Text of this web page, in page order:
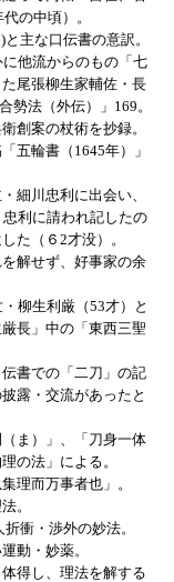
の中頃）。
主な口伝書の意訳。
他流からのもの「七
尾張柳生家輔佐・長
勢法（外伝）」169。
創案の杖術を抄録。
五輪書（1645年）」
細川忠利に出会い、
利に請われ記したの
た（６2才没）。
解せず、好事家の余
柳生利厳（53才）と
長」中の「東西三聖
書での「二刀」の記
露・交流があったと
ま）」、「刀身一体
の法」による。
理而万事者也」。
。
衝・渉外の妙法。
動・妙薬。
得し、理法を解する